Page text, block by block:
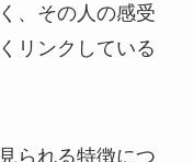
、その人の感受
リンクしている
られる特徴につ